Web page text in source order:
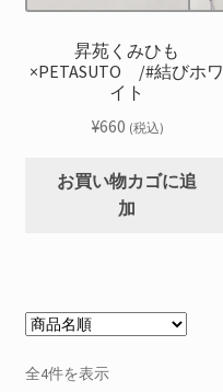
昇苑くみひも
×PETASUTO /#結びホワ
イト
¥660 (税込)
お買い物カゴに追
加
全4件を表示